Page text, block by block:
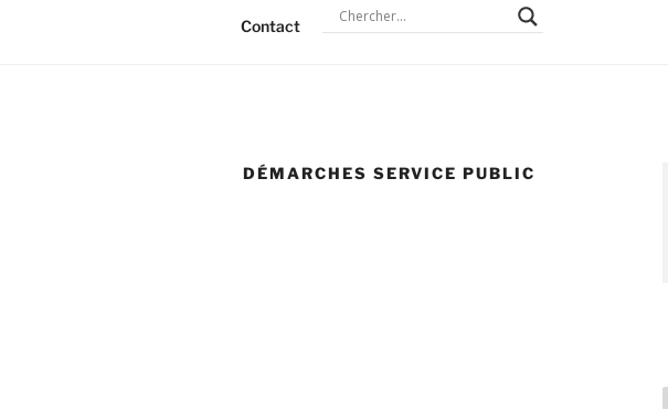
Contact
DÉMARCHES SERVICE PUBLIC